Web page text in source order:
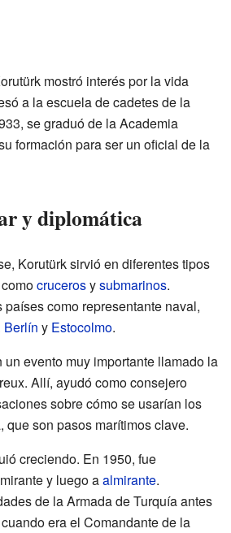
mostró interés por la vida
a la escuela de cadetes de la
se graduó de la Academia
formación para ser un oficial de la
y diplomática
Korutürk sirvió en diferentes tipos
crucerosysubmarinos.
países como representante naval,
Berlín y Estocolmo.
un evento muy importante llamado la
Allí, ayudó como consejero
sobre cómo se usarían los
que son pasos marítimos clave.
creciendo. En 1950, fue
y luego aalmirante.
de la Armada de Turquía antes
era el Comandante de la